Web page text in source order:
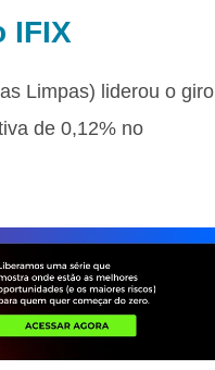
IFIX
Limpas) liderou o giro
de 0,12% no